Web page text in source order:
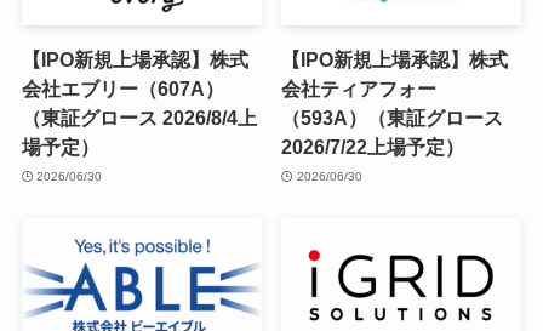
【IPO新規上場承認】株式
会社エブリー（607A）
（東証グロース 2026/8/4上
場予定）
2026/06/30
【IPO新規上場承認】株式
会社ティアフォー
（593A）（東証グロース
2026/7/22上場予定）
2026/06/30